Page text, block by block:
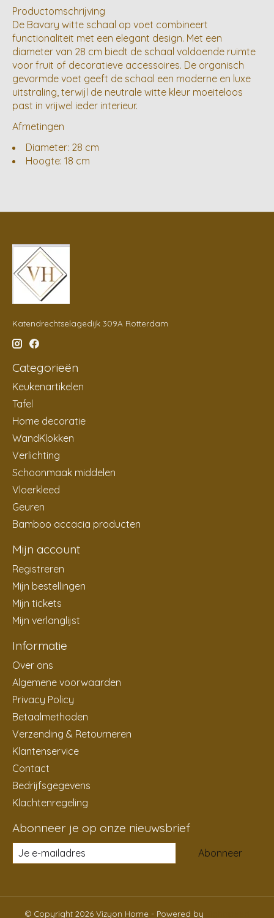
Productomschrijving
De Bavary witte schaal op voet combineert
functionaliteit met een elegant design. Met een
diameter van 28 cm biedt de schaal voldoende ruimte
voor fruit of decoratieve accessoires. De organisch
gevormde voet geeft de schaal een moderne en luxe
uitstraling, terwijl de neutrale witte kleur moeiteloos
past in vrijwel ieder interieur.
Afmetingen
Diameter: 28 cm
Hoogte: 18 cm
Katendrechtselagedijk 309A Rotterdam
Categorieën
Keukenartikelen
Tafel
Home decoratie
WandKlokken
Verlichting
Schoonmaak middelen
Vloerkleed
Geuren
Bamboo accacia producten
Mijn account
Registreren
Mijn bestellingen
Mijn tickets
Mijn verlanglijst
Informatie
Over ons
Algemene voorwaarden
Privacy Policy
Betaalmethoden
Verzending & Retourneren
Klantenservice
Contact
Bedrijfsgegevens
Klachtenregeling
Abonneer je op onze nieuwsbrief
Abonneer
© Copyright 2026 Vizyon Home - Powered by